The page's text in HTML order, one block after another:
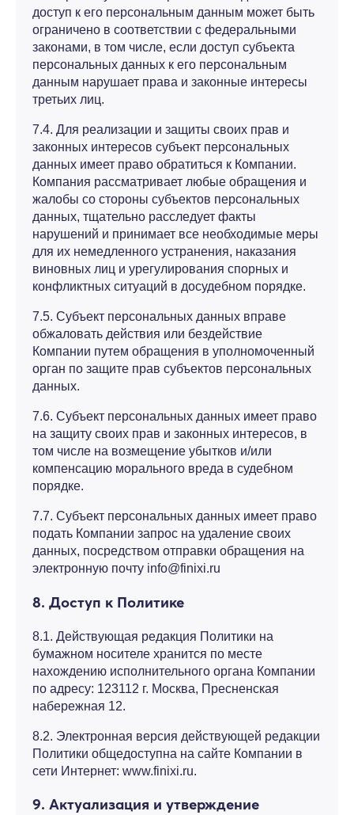
доступ к его персональным данным может быть
ограничено в соответствии с федеральными
законами, в том числе, если доступ субъекта
персональных данных к его персональным
данным нарушает права и законные интересы
третьих лиц.
7.4. Для реализации и защиты своих прав и
законных интересов субъект персональных
данных имеет право обратиться к Компании.
Компания рассматривает любые обращения и
жалобы со стороны субъектов персональных
данных, тщательно расследует факты
нарушений и принимает все необходимые меры
для их немедленного устранения, наказания
виновных лиц и урегулирования спорных и
конфликтных ситуаций в досудебном порядке.
7.5. Субъект персональных данных вправе
обжаловать действия или бездействие
Компании путем обращения в уполномоченный
орган по защите прав субъектов персональных
данных.
7.6. Субъект персональных данных имеет право
на защиту своих прав и законных интересов, в
том числе на возмещение убытков и/или
компенсацию морального вреда в судебном
порядке.
7.7. Субъект персональных данных имеет право
подать Компании запрос на удаление своих
данных, посредством отправки обращения на
электронную почту info@finixi.ru
8. Доступ к Политике
8.1. Действующая редакция Политики на
бумажном носителе хранится по местe
нахождению исполнительного органа Компании
по адресу: 123112 г. Москва, Пресненская
набережная 12.
8.2. Электронная версия действующей редакции
Политики общедоступна на сайте Компании в
сети Интернет: www.finixi.ru.
9. Актуализация и утверждение